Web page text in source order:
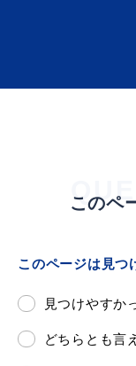
このペ
このページは見つ
見つけやすか
どちらとも言